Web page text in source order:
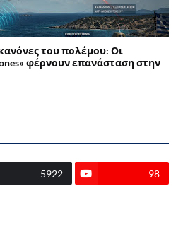
του πολέμου: Οι
φέρνουν επανάσταση στην
5922 98